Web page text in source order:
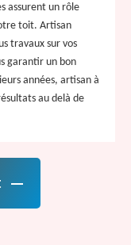
assurent un rôle
toit. Artisan
travaux sur vos
garantir un bon
années, artisan à
au delà de